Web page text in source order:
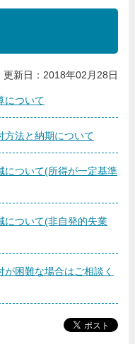
更新日：2018年02月28日
について
方法と納期について
について(所得が一定基準
について(非自発的失業
困難な場合はご相談く